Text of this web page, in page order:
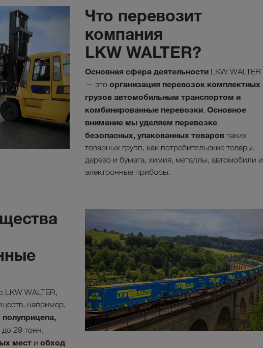
Что перевозит
компания
LKW WALTER?
Основная сфера деятельности LKW WALTER
— это организация перевозок комплектных
грузов автомобильным транспортом и
комбинированные перевозки. Основное
внимание мы уделяем перевозке
безопасных, упакованных товаров таких
товарных групп, как потребительские товары,
дерево и бумага, химия, металлы, автомобили и
электронные приборы.
LKW WALTER,
например,
до 29 тонн,
мест и обход